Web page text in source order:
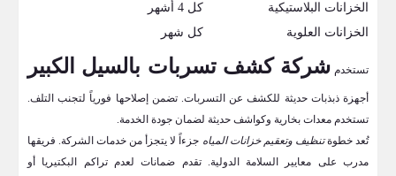
الخزانات البلاستيكية
كل 4 أشهر
الخزانات العلوية
كل شهر
تستخدمشركة كشف تسربات بالسيل الكبير
أجهزة ذبذبات حديثة للكشف عن التسربات. تضمن إصلاحها فورياً لتجنب التلف.
تستخدم معدات بخارية وكواشف حديثة لضمان جودة الخدمة.
تُعد خطوةتنظيف وتعقيم خزانات المياه جزءاً لا يتجزأ من خدمات الشركة. فريقها
مدرب على معايير السلامة الدولية. تقدم ضمانات لعدم تراكم البكتيريا أو